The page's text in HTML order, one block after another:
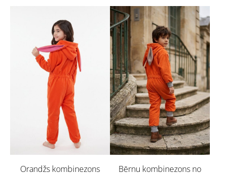
Orandžs kombinezons
Bērnu kombinezons no